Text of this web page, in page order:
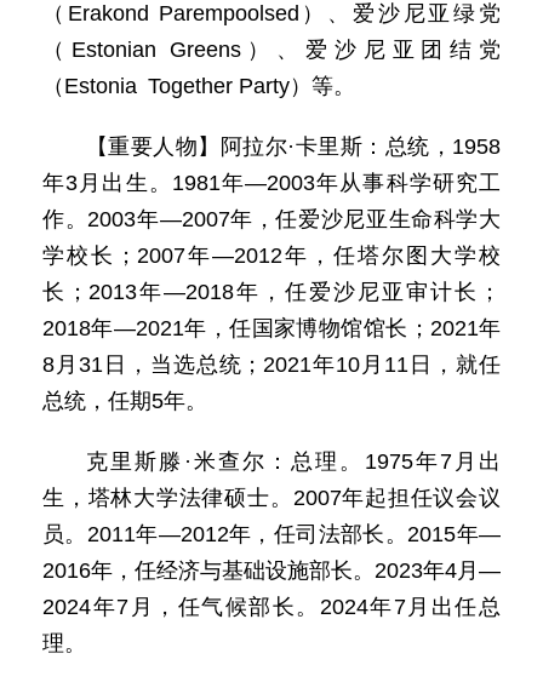
（Erakond Parempoolsed）、爱沙尼亚绿党
（Estonian Greens）、爱沙尼亚团结党
（Estonia Together Party）等。
【重要人物】阿拉尔·卡里斯：总统，1958
年3月出生。1981年—2003年从事科学研究工
作。2003年—2007年，任爱沙尼亚生命科学大
学校长；2007年—2012年，任塔尔图大学校
长；2013年—2018年，任爱沙尼亚审计长；
2018年—2021年，任国家博物馆馆长；2021年
8月31日，当选总统；2021年10月11日，就任
总统，任期5年。
克里斯滕·米查尔：总理。1975年7月出
生，塔林大学法律硕士。2007年起担任议会议
员。2011年—2012年，任司法部长。2015年—
2016年，任经济与基础设施部长。2023年4月—
2024年7月，任气候部长。2024年7月出任总
理。